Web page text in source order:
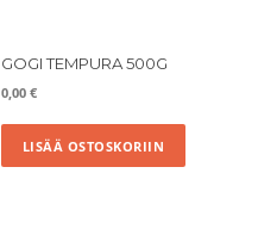
GOGI TEMPURA 500G
0,00€
LISÄÄ OSTOSKORIIN